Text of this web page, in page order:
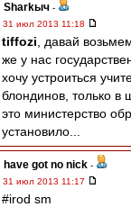
Sharkыч -
31 июл 2013 11:18
tiffozi , давай
же у нас
хочу устроиться
блондинов, только в
это министерство
установило...
have got no nick -
31 июл 2013 11:17
#irod sm